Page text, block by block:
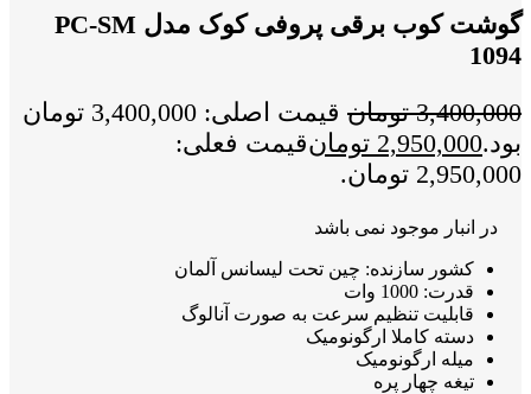
گوشت کوب برقی پروفی کوک مدل PC-SM
1094
3,400,000 تومان
قیمت اصلی: 3,400,000 تومان
بود.2,950,000 تومانقیمت فعلی:
2,950,000 تومان.
در انبار موجود نمی باشد
کشور سازنده: چین تحت لیسانس آلمان
قدرت: 1000 وات
قابلیت تنظیم سرعت به صورت آنالوگ
دسته کاملا ارگونومیک
میله ارگونومیک
تیغه چهار پره